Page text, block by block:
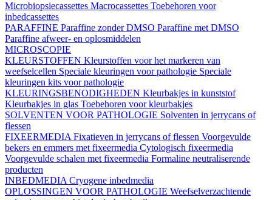
Microbiopsiecassettes Macrocassettes Toebehoren voor
inbedcassettes
PARAFFINE Paraffine zonder DMSO Paraffine met DMSO
Paraffine afweer- en oplosmiddelen
MICROSCOPIE
KLEURSTOFFEN Kleurstoffen voor het markeren van
weefselcellen Speciale kleuringen voor pathologie Speciale
kleuringen kits voor pathologie
KLEURINGSBENODIGHEDEN Kleurbakjes in kunststof
Kleurbakjes in glas Toebehoren voor kleurbakjes
SOLVENTEN VOOR PATHOLOGIE Solventen in jerrycans of
flessen
FIXEERMEDIA Fixatieven in jerrycans of flessen Voorgevulde
bekers en emmers met fixeermedia Cytologisch fixeermedia
Voorgevulde schalen met fixeermedia Formaline neutraliserende
producten
INBEDMEDIA Cryogene inbedmedia
OPLOSSINGEN VOOR PATHOLOGIE Weefselverzachtende